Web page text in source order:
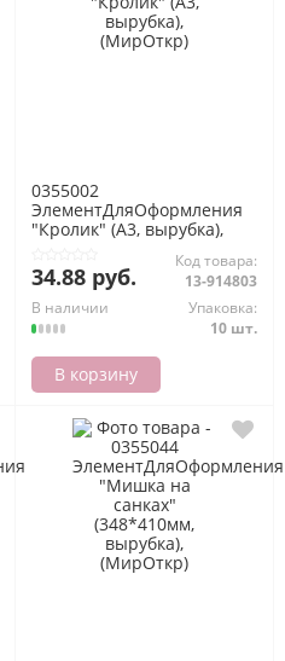
0355002
ЭлементДляОформления
"Кролик" (А3, вырубка),
34.88 руб.
Код товара:
13-914803
В наличии
Упаковка:
10 шт.
В корзину